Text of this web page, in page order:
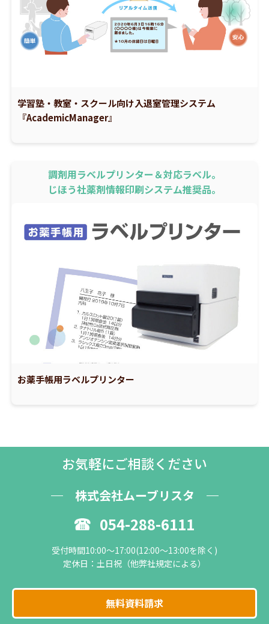
学習塾・教室・スクール向け入退室管理システム
『AcademicManager』
調剤用ラベルプリンター＆対応ラベル。
じほう社薬剤情報印刷システム推奨品。
お薬手帳用ラベルプリンター
お気軽にご相談ください
株式会社ムーブリスタ
054-288-6111
受付時間10:00～17:00(12:00～13:00を除く)
定休日：土日祝（他弊社規定による）
無料資料請求